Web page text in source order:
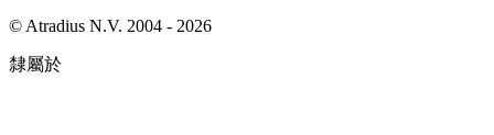
© Atradius N.V. 2004 - 2026
隸屬於